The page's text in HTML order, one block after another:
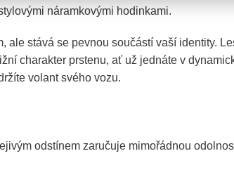
náramkovými hodinkami.
ale stává se pevnou součástí vaší identity.
charakter prstenu, ať už jednáte v
volant svého vozu.
odstínem zaručuje mimořádnou